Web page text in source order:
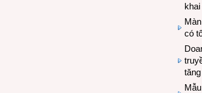
có
tăng